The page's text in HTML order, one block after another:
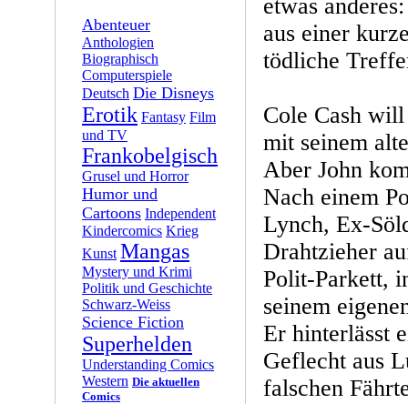
Abenteuer
Anthologien
Biographisch
Computerspiele
Deutsch Die Disneys
Erotik Fantasy Film
und TV
Frankobelgisch
Grusel und Horror
Humor und
Cartoons Independent
Kindercomics Krieg
Kunst Mangas
Mystery und Krimi
Politik und Geschichte
Schwarz-Weiss
Science Fiction
Superhelden
Understanding Comics
Western Die aktuellen
Comics
etwas
aus einer
tödliche
Cole Cash
mit seinem
Aber John
Nach einem
Lynch, Ex-
Drahtzieher
Polit-Parkett,
seinem
Er hinterlässt
Geflecht aus
falschen